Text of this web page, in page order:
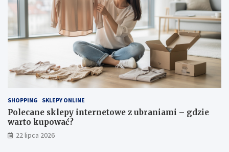
SHOPPING SKLEPY ONLINE
Polecane sklepy internetowe z ubraniami – gdzie
warto kupować?
22 lipca 2026